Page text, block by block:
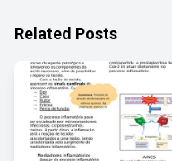
Related Posts